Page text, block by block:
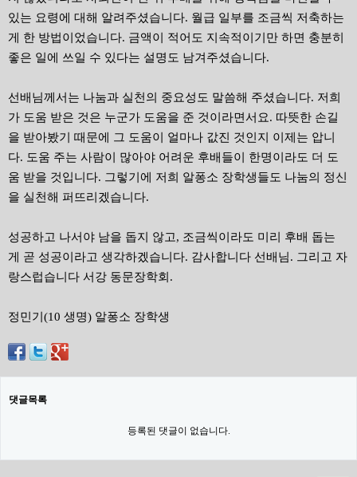
있는 요령에 대해 알려주셨습니다. 월급 일부를 조금씩 저축하는
게 한 방법이었습니다. 금액이 적어도 지속적이기만 하면 충분히
좋은 일에 쓰일 수 있다는 설명도 남겨주셨습니다.
선배님께서는 나눔과 실천의 중요성도 말씀해 주셨습니다. 저희
가 도움 받은 것은 누군가 도움을 준 것이라면서요. 따뜻한 손길
을 받아봤기 때문에 그 도움이 얼마나 값진 것인지 이제는 압니
다. 도움 주는 사람이 많아야 어려운 후배들이 한명이라도 더 도
움 받을 것입니다. 그렇기에 저희 알퐁소 장학생들도 나눔의 정신
을 실천해 퍼뜨리겠습니다.
성공하고 나서야 남을 돕지 않고, 조금씩이라도 미리 후배 돕는
게 곧 성공이라고 생각하겠습니다. 감사합니다 선배님. 그리고 자
랑스럽습니다 서강 동문장학회.
정민기(10 생명) 알퐁소 장학생
댓글목록
등록된 댓글이 없습니다.